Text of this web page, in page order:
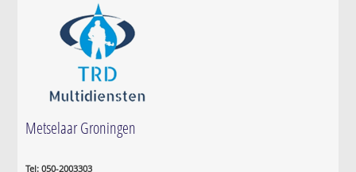
Metselaar Groningen
Tel: 050-2003303